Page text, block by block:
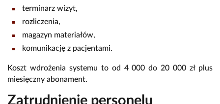
terminarz wizyt,
rozliczenia,
magazyn materiałów,
komunikację z pacjentami.
Koszt wdrożenia systemu to od 4 000 do 20 000 zł plus
miesięczny abonament.
Zatrudnienie personelu